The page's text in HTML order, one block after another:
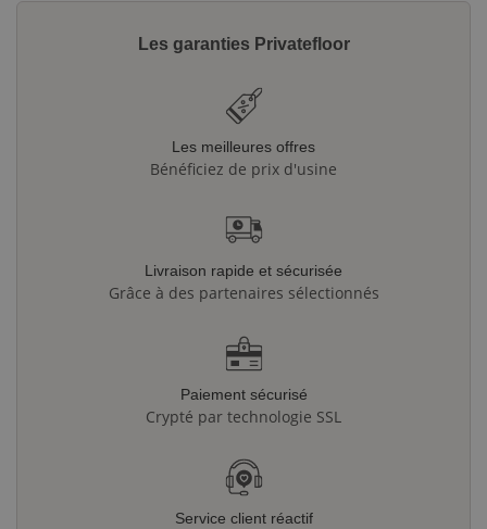
Les garanties Privatefloor
Les meilleures offres
Bénéficiez de prix d'usine
Livraison rapide et sécurisée
Grâce à des partenaires sélectionnés
Paiement sécurisé
Crypté par technologie SSL
Service client réactif